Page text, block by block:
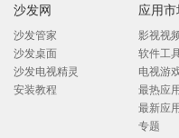
沙发网
沙发管家
沙发桌面
沙发电视精灵
安装教程
应用市
影视视
软件工
电视游
最热应
最新应
专题